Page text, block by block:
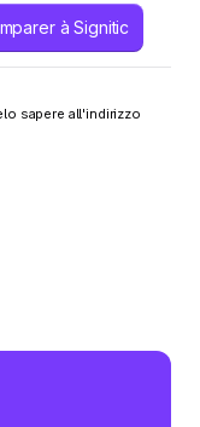
à Signitic
sapere all'indirizzo